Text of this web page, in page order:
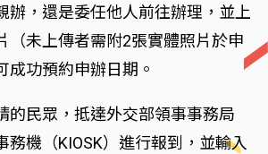
辦，還是委任他人前往辦理，並上
（未上傳者需附2張實體照片於申
成功預約申辦日期。
的民眾，抵達外交部領事事務局
務機（KIOSK）進行報到，並輸入